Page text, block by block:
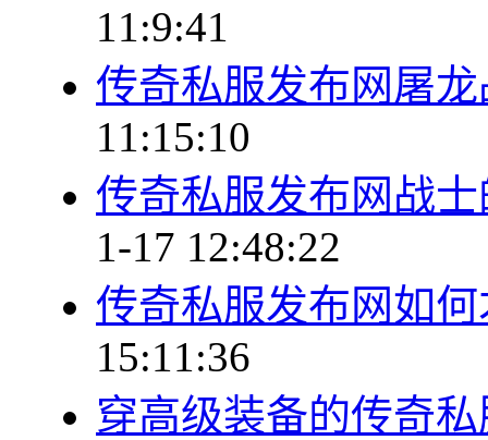
11:9:41
传奇私服发布网屠
11:15:10
传奇私服发布网战
1-17 12:48:22
传奇私服发布网如
15:11:36
穿高级装备的传奇